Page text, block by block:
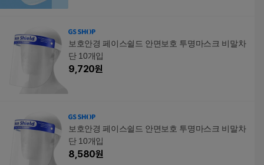
보호안경 페이스쉴드 안면보호 투명마스크 비말차
단 10개입
9,720원
보호안경 페이스쉴드 안면보호 투명마스크 비말차
단 10개입
8,580원